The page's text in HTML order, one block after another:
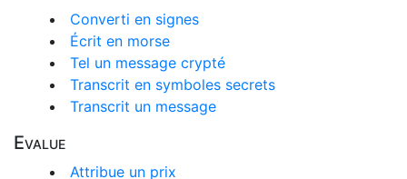
Converti en signes
Écrit en morse
Tel un message crypté
Transcrit en symboles secrets
Transcrit un message
Evalue
Attribue un prix